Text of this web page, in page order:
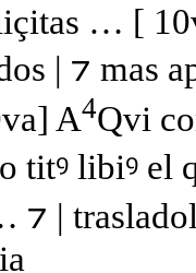
… [
| ⁊ mas
A4Qvi
titꝰ libiꝰ el
|